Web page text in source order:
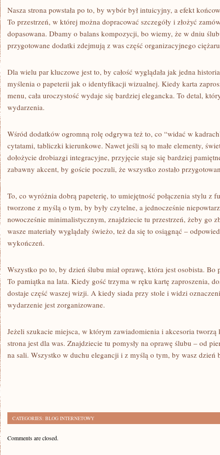
Nasza strona powstała po to, by wybór był intuicyjny, a efekt
To przestrzeń, w której można dopracować szczegóły i złożyć
dopasowana. Dbamy o balans kompozycji, bo wiemy, że w dniu
przygotowane dodatki zdejmują z was część organizacyjnego
Dla wielu par kluczowe jest to, by całość wyglądała jak jedna
myślenia o papeterii jak o identyfikacji wizualnej. Kiedy karta
menu, cała uroczystość wydaje się bardziej elegancka. To detal,
wydarzenia.
Wśród dodatków ogromną rolę odgrywa też to, co “widać w
cytatami, tabliczki kierunkowe. Nawet jeśli są to małe elementy,
dołożycie drobiazgi integracyjne, przyjęcie staje się bardziej
zabawny akcent, by goście poczuli, że wszystko zostało
To, co wyróżnia dobrą papeterię, to umiejętność połączenia stylu z
tworzone z myślą o tym, by były czytelne, a jednocześnie
nowocześnie minimalistycznym, znajdziecie tu przestrzeń, żeby go
wasze materiały wyglądały świeżo, też da się to osiągnąć –
wykończeń.
Wszystko po to, by dzień ślubu miał oprawę, która jest osobista.
To pamiątka na lata. Kiedy gość trzyma w ręku kartę zaproszenia,
dostaje część waszej wizji. A kiedy siada przy stole i widzi
wydarzenie jest zorganizowane.
Jeżeli szukacie miejsca, w którym zawiadomienia i akcesoria
strona jest dla was. Znajdziecie tu pomysły na oprawę ślubu – od
na sali. Wszystko w duchu elegancji i z myślą o tym, by wasz dzień
CATEGORIES: BLOG INTERNETOWY
Comments are closed.